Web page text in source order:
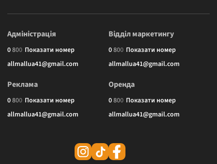
Адміністрація
0800 Показати номер
allmallua41@gmail.com
Відділ маркетингу
0800 Показати номер
allmallua41@gmail.com
Реклама
0800 Показати номер
allmallua41@gmail.com
Оренда
0800 Показати номер
allmallua41@gmail.com